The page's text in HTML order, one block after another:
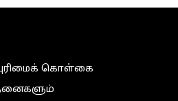
கொள்கை